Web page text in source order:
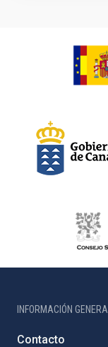
INFORMACIÓN GENERAL
Contacto